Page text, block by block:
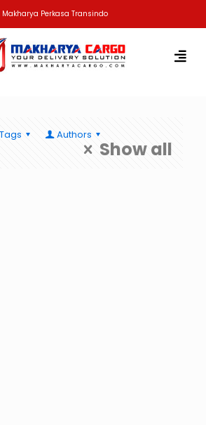
Makharya Perkasa Transindo
Tags Authors
Show all